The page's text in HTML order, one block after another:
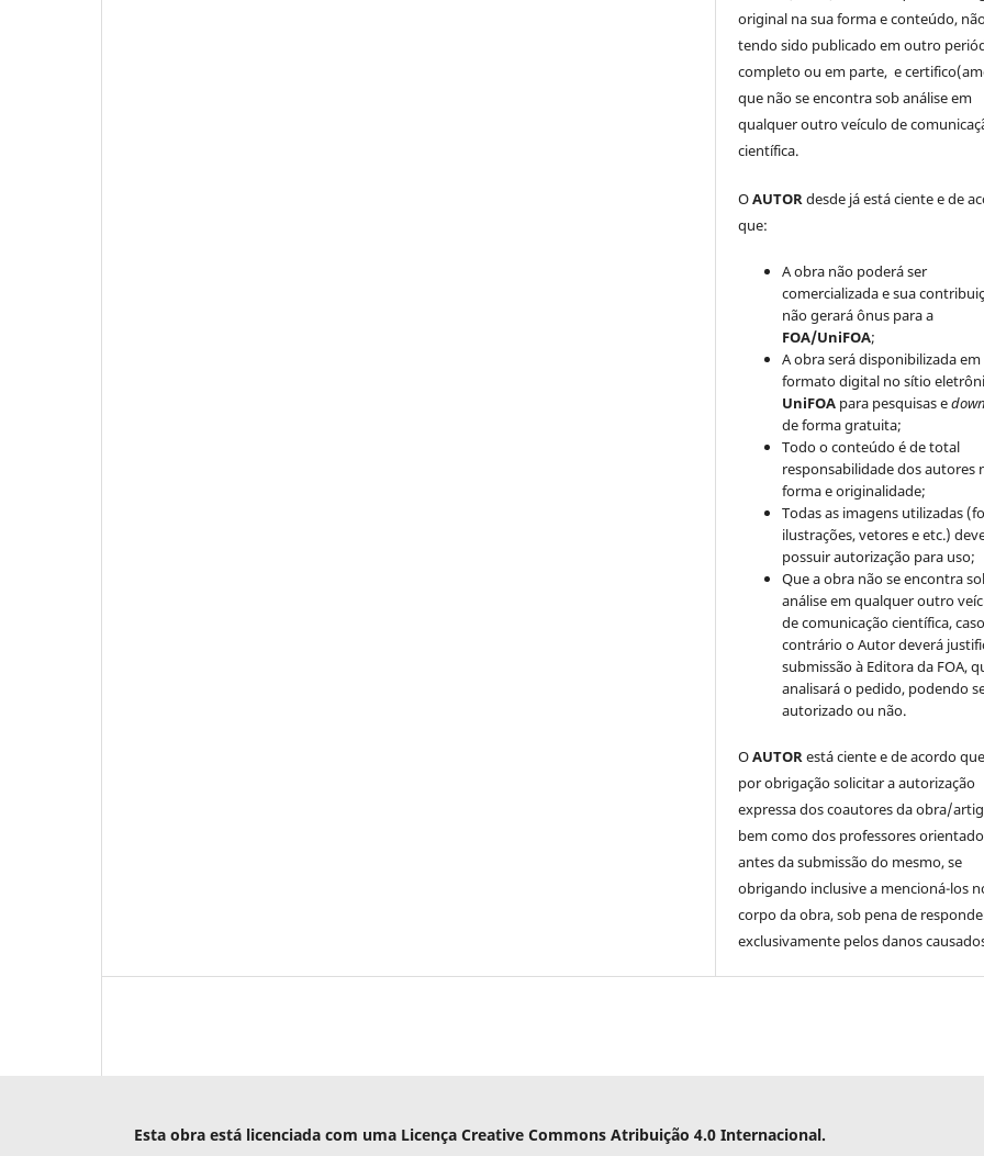
original na sua forma e conteúdo,
tendo sido publicado em outro
completo ou em parte, e
que não se encontra sob análise em
qualquer outro veículo de
científica.
OAUTORdesde já está ciente e de
que:
A obra não poderá ser
comercializada e sua
não gerará ônus para a
FOA/UniFOA;
A obra será disponibilizada em
formato digital no sítio
UniFOA para pesquisas e
de forma gratuita;
Todo o conteúdo é de total
responsabilidade dos autores
forma e originalidade;
Todas as imagens utilizadas
ilustrações, vetores e etc.)
possuir autorização para uso;
Que a obra não se encontra
análise em qualquer outro
de comunicação científica, caso
contrário o Autor deverá
submissão à Editora da FOA,
analisará o pedido, podendo
autorizado ou não.
OAUTORestá ciente e de acordo
por obrigação solicitar a autorização
expressa dos coautores da obra/
bem como dos professores
antes da submissão do mesmo, se
obrigando inclusive a mencioná-los
corpo da obra, sob pena de
exclusivamente pelos danos
Esta obra está licenciada com uma Licença Creative Commons Atribuição 4.0 Internacional.